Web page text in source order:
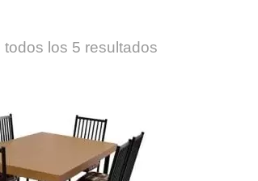
todos los 5 resultados